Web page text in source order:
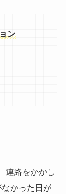
ン
連絡をかかし
かった日が